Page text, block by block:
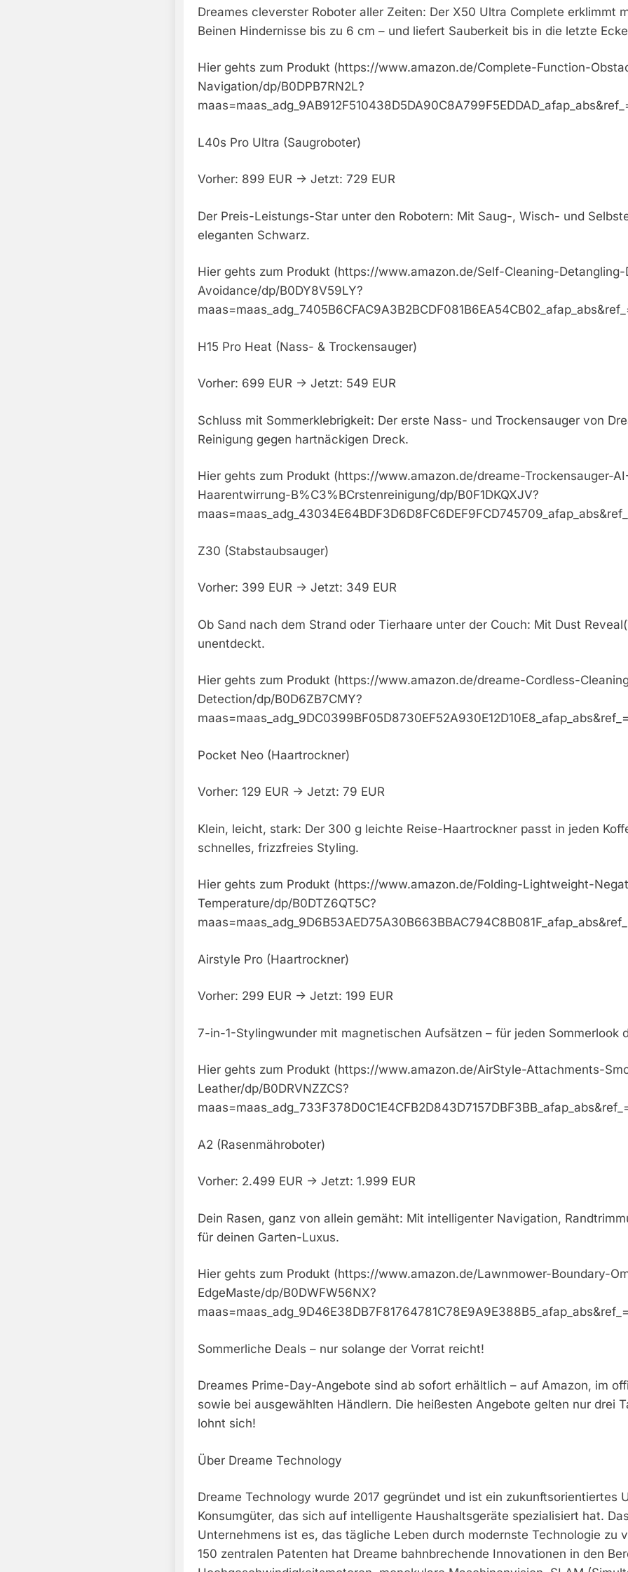
Dreames cleverster Roboter aller Zeiten: Der X50 Ultra Complete erklimmt
Beinen Hindernisse bis zu 6 cm – und liefert Sauberkeit bis in die letzte
Hier gehts zum Produkt (https://www.amazon.de/Complete-Function-
Navigation/dp/B0DPB7RN2L?
L40s Pro Ultra (Saugroboter)
Vorher: 899 EUR -> Jetzt: 729 EUR
Der Preis-Leistungs-Star unter den Robotern: Mit Saug-, Wisch- und
eleganten Schwarz.
Hier gehts zum Produkt (https://www.amazon.de/Self-Cleaning-
Avoidance/dp/B0DY8V59LY?
H15 Pro Heat (Nass- & Trockensauger)
Vorher: 699 EUR -> Jetzt: 549 EUR
Schluss mit Sommerklebrigkeit: Der erste Nass- und Trockensauger von
Reinigung gegen hartnäckigen Dreck.
Hier gehts zum Produkt (https://www.amazon.de/dreame-Trockensauger-
Haarentwirrung-B%C3%BCrstenreinigung/dp/B0F1DKQXJV?
Z30 (Stabstaubsauger)
Vorher: 399 EUR -> Jetzt: 349 EUR
Ob Sand nach dem Strand oder Tierhaare unter der Couch: Mit Dust
unentdeckt.
Hier gehts zum Produkt (https://www.amazon.de/dreame-Cordless-
Detection/dp/B0D6ZB7CMY?
Pocket Neo (Haartrockner)
Vorher: 129 EUR -> Jetzt: 79 EUR
Klein, leicht, stark: Der 300 g leichte Reise-Haartrockner passt in jeden
schnelles, frizzfreies Styling.
Hier gehts zum Produkt (https://www.amazon.de/Folding-Lightweight-
Temperature/dp/B0DTZ6QT5C?
Airstyle Pro (Haartrockner)
Vorher: 299 EUR -> Jetzt: 199 EUR
7-in-1-Stylingwunder mit magnetischen Aufsätzen – für jeden Sommerlook
Hier gehts zum Produkt (https://www.amazon.de/AirStyle-Attachments-
Leather/dp/B0DRVNZZCS?
A2 (Rasenmähroboter)
Vorher: 2.499 EUR -> Jetzt: 1.999 EUR
Dein Rasen, ganz von allein gemäht: Mit intelligenter Navigation,
für deinen Garten-Luxus.
Hier gehts zum Produkt (https://www.amazon.de/Lawnmower-Boundary-
EdgeMaste/dp/B0DWFW56NX?
Sommerliche Deals – nur solange der Vorrat reicht!
Dreames Prime-Day-Angebote sind ab sofort erhältlich – auf Amazon, im
sowie bei ausgewählten Händlern. Die heißesten Angebote gelten nur drei
lohnt sich!
Über Dreame Technology
Dreame Technology wurde 2017 gegründet und ist ein zukunftsorientiertes
Konsumgüter, das sich auf intelligente Haushaltsgeräte spezialisiert hat.
Unternehmens ist es, das tägliche Leben durch modernste Technologie zu
150 zentralen Patenten hat Dreame bahnbrechende Innovationen in den